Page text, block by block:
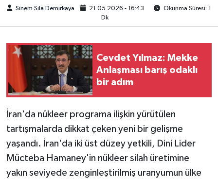
Sinem Sıla Demirkaya 21.05.2026 - 16:43
Okunma Süresi: 1
Dk
Cevdet Yılmaz: Mekke
Anlaşması barış odaklı
bir adım
İran'da nükleer programa ilişkin yürütülen
tartışmalarda dikkat çeken yeni bir gelişme
yaşandı. İran'da iki üst düzey yetkili, Dini Lider
Mücteba Hamaney'in nükleer silah üretimine
yakın seviyede zenginleştirilmiş uranyumun ülke